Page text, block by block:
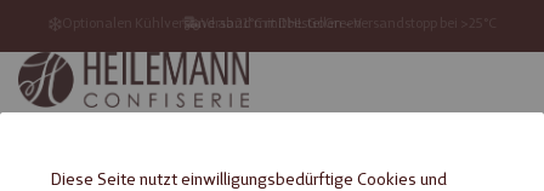
Versandkostenfrei ab 39 €
Optionalen Kühlversand ab 21°C mitbestellen – Versandstopp bei >25°C
Versand mit DHL GoGreen
Diese Seite nutzt einwilligungsbedürftige Cookies und